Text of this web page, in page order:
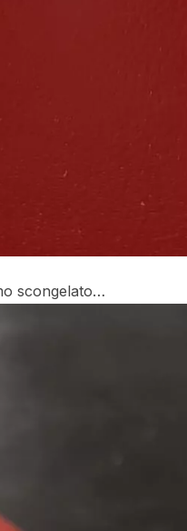
scongelato…